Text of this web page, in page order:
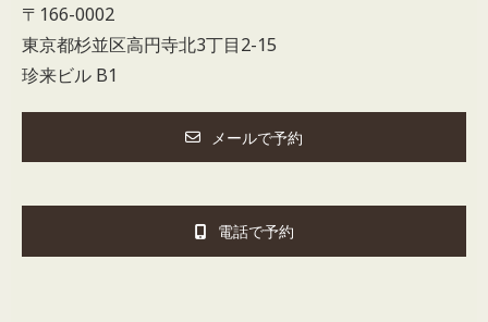
〒166-0002
東京都杉並区高円寺北3丁目2-15
珍来ビル B1
メールで予約
電話で予約